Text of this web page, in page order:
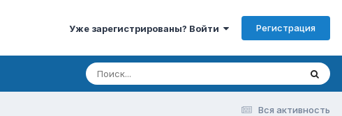
Уже зарегистрированы? Войти Регистрация
Вся активность